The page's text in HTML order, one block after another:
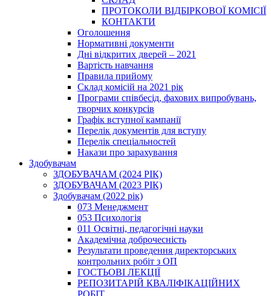
ПРОТОКОЛИ ВІДБІРКОВОЇ КОМІСІЇ
КОНТАКТИ
Оголошення
Нормативні документи
Дні відкритих дверей – 2021
Вартість навчання
Правила прийому
Склад комісій на 2021 рік
Програми співбесід, фахових випробувань,
творчих конкурсів
Графік вступної кампанії
Перелік документів для вступу
Перелік спеціальностей
Накази про зарахування
Здобувачам
ЗДОБУВАЧАМ (2024 РІК)
ЗДОБУВАЧАМ (2023 РІК)
Здобувачам (2022 рік)
073 Менеджмент
053 Психологія
011 Освітні, педагогічні науки
Академічна доброчесність
Результати проведення директорських
контрольних робіт з ОП
ГОСТЬОВІ ЛЕКЦІЇ
РЕПОЗИТАРІЙ КВАЛІФІКАЦІЙНИХ
РОБІТ